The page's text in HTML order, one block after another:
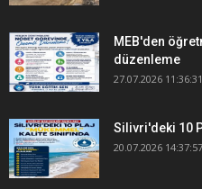
MEB'den
düzenleme
27.07.2026 11:36:31
Silivri'deki 10
20.07.2026 14:37:57